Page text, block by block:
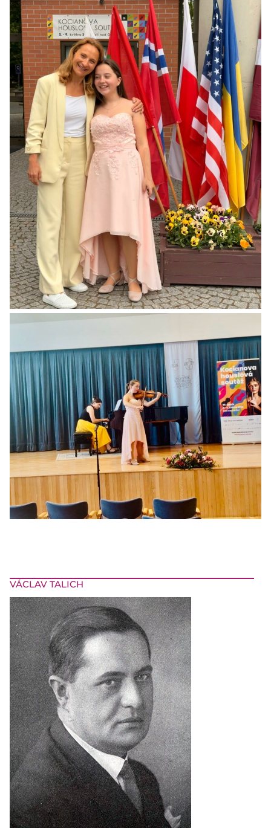
VÁCLAV TALICH